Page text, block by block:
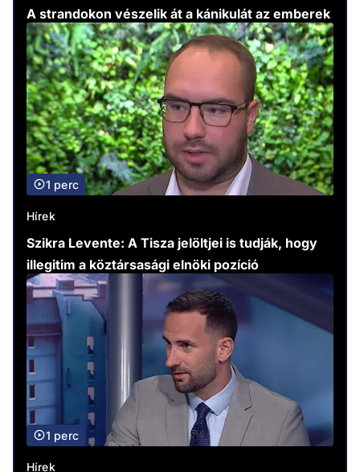
A strandokon vészelik át a kánikulát az emberek
1 perc
Hírek
Szikra Levente: A Tisza jelöltjei is tudják, hogy
illegitim a köztársasági elnöki pozíció
1 perc
Hírek